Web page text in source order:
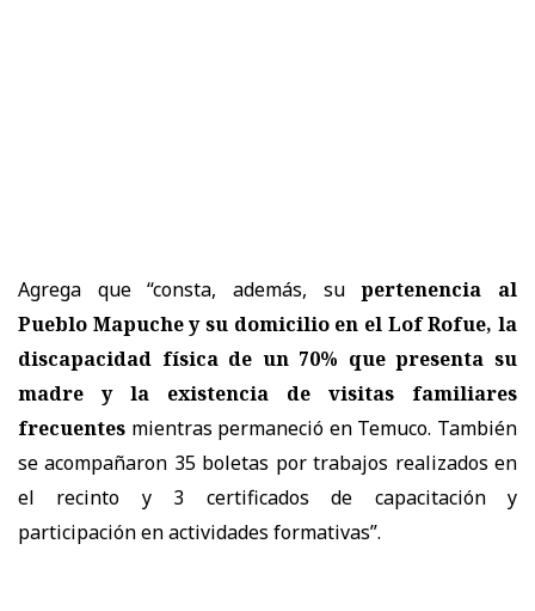
Agrega que “consta, además, supertenencia al
Pueblo Mapuche y su domicilio en el Lof Rofue, la
discapacidad física de un 70% que presenta su
madre y la existencia de visitas familiares
frecuentes mientras permaneció en Temuco. También
se acompañaron 35 boletas por trabajos realizados en
el recinto y 3 certificados de capacitación y
participación en actividades formativas”.